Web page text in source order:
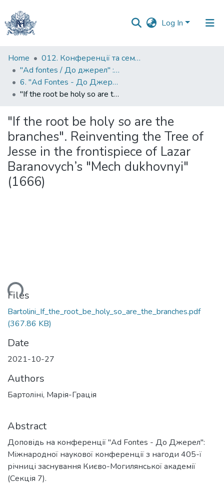
Log In
Communities
&
Collections
Statistics
Home
012. Конференції та семінари НаУКМА
"Ad fontes / До джерел" : матеріали конференцій до ювілейних дат Києво-Могилянської академії
6. "Ad Fontes - До Джерел": Міжнародна наукова конференція з нагоди 405-ї річниці заснування Києво-Могилянської академії
"If the root be holy so are the branches". Reinventing the Tree of Jesse in the frontispiece of Lazar Baranovych’s "Mech dukhovnyi" (1666)
"If the root be holy so are the
branches". Reinventing the Tree of
Jesse in the frontispiece of Lazar
Baranovych’s "Mech dukhovnyi"
(1666)
Files
Bartolini_If_the_root_be_holy_so_are_the_branches.pdf
(367.86 KB)
Date
2021-10-27
Authors
Бартоліні, Марія-Грація
Abstract
Доповідь на конференції "Ad Fontes - До Джерел":
Міжнародної наукової конференції з нагоди 405-ї
річниці заснування Києво-Могилянської академії
(Секція 7).